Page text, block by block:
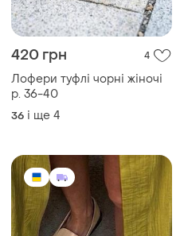
420 грн 4
Лофери туфлі чорні жіночі
р. 36-40
36 і ще 4